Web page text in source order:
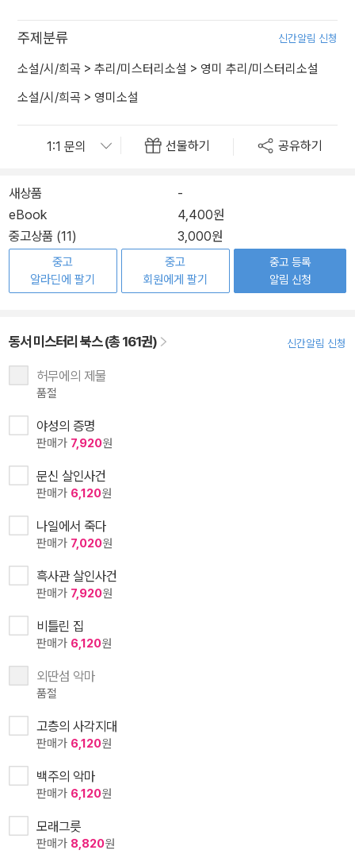
주제분류 신간알림 신청
소설/시/희곡 > 추리/미스터리소설 > 영미 추리/미스터리소설
소설/시/희곡 > 영미소설
선물하기 공유하기
새상품
-
eBook
4,400원
중고상품 (11)
3,000원
중고
알라딘에 팔기
중고
회원에게 팔기
중고 등록
알림 신청
동서 미스터리 북스 (총 161권) 신간알림 신청
허무에의 제물
품절
야성의 증명
판매가 7,920원
문신 살인사건
판매가 6,120원
나일에서 죽다
판매가 7,020원
흑사관 살인사건
판매가 7,920원
비틀린 집
판매가 6,120원
외딴섬 악마
품절
고층의 사각지대
판매가 6,120원
백주의 악마
판매가 6,120원
모래그릇
판매가 8,820원